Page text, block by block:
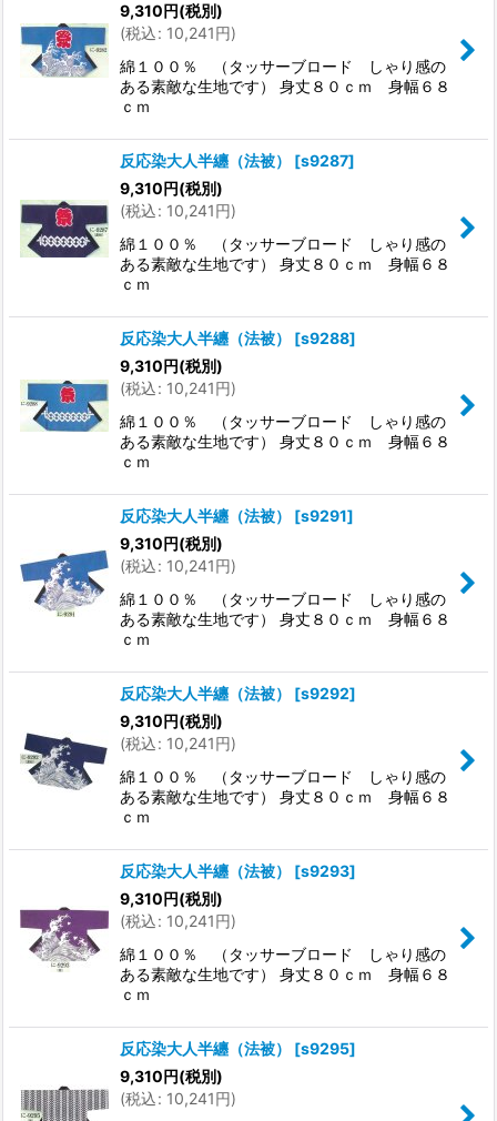
9,310円(税別)
(税込: 10,241円)
綿１００％ （タッサーブロード しゃり感の
ある素敵な生地です） 身丈８０ｃｍ 身幅６８
ｃｍ
反応染大人半纏（法被） [s9287]
9,310円(税別)
(税込: 10,241円)
綿１００％ （タッサーブロード しゃり感の
ある素敵な生地です） 身丈８０ｃｍ 身幅６８
ｃｍ
反応染大人半纏（法被） [s9288]
9,310円(税別)
(税込: 10,241円)
綿１００％ （タッサーブロード しゃり感の
ある素敵な生地です） 身丈８０ｃｍ 身幅６８
ｃｍ
反応染大人半纏（法被） [s9291]
9,310円(税別)
(税込: 10,241円)
綿１００％ （タッサーブロード しゃり感の
ある素敵な生地です） 身丈８０ｃｍ 身幅６８
ｃｍ
反応染大人半纏（法被） [s9292]
9,310円(税別)
(税込: 10,241円)
綿１００％ （タッサーブロード しゃり感の
ある素敵な生地です） 身丈８０ｃｍ 身幅６８
ｃｍ
反応染大人半纏（法被） [s9293]
9,310円(税別)
(税込: 10,241円)
綿１００％ （タッサーブロード しゃり感の
ある素敵な生地です） 身丈８０ｃｍ 身幅６８
ｃｍ
反応染大人半纏（法被） [s9295]
9,310円(税別)
(税込: 10,241円)